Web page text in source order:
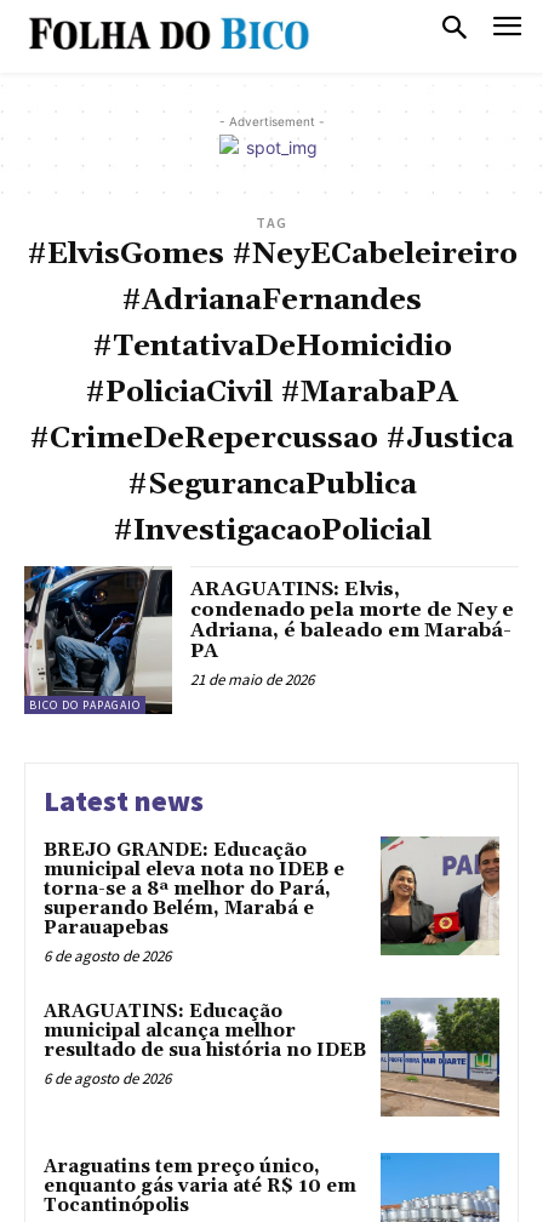
- Advertisement -
TAG
#ElvisGomes #NeyECabeleireiro
#AdrianaFernandes
#TentativaDeHomicidio
#PoliciaCivil #MarabaPA
#CrimeDeRepercussao #Justica
#SegurancaPublica
#InvestigacaoPolicial
BICO DO PAPAGAIO
ARAGUATINS: Elvis,
condenado pela morte de Ney e
Adriana, é baleado em Marabá-
PA
21 de maio de 2026
Latest news
BREJO GRANDE: Educação
municipal eleva nota no IDEB e
torna-se a 8ª melhor do Pará,
superando Belém, Marabá e
Parauapebas
6 de agosto de 2026
ARAGUATINS: Educação
municipal alcança melhor
resultado de sua história no IDEB
6 de agosto de 2026
Araguatins tem preço único,
enquanto gás varia até R$ 10 em
Tocantinópolis